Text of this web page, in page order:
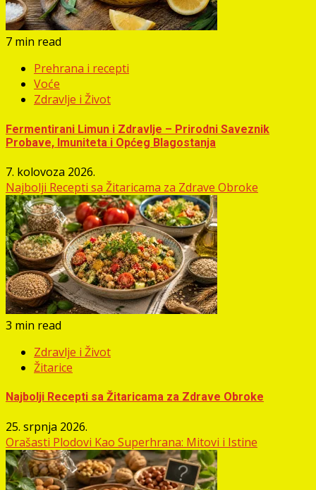
7 min read
Prehrana i recepti
Voće
Zdravlje i Život
Fermentirani Limun i Zdravlje – Prirodni Saveznik
Probave, Imuniteta i Općeg Blagostanja
7. kolovoza 2026.
Najbolji Recepti sa Žitaricama za Zdrave Obroke
3 min read
Zdravlje i Život
Žitarice
Najbolji Recepti sa Žitaricama za Zdrave Obroke
25. srpnja 2026.
Orašasti Plodovi Kao Superhrana: Mitovi i Istine